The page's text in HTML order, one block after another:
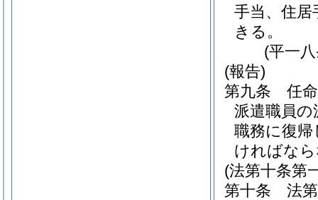
手当、住
きる。
(平一
(報告)
第九条
任
派遣職員
職務に復
ければな
(法第十条第
第十条
法